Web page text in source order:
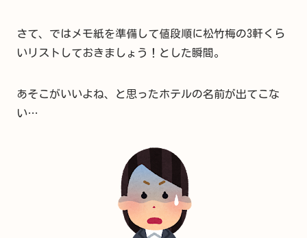
さて、ではメモ紙を準備して値段順に松竹梅の3軒くら
いリストしておきましょう！とした瞬間。
あそこがいいよね、と思ったホテルの名前が出てこな
い…